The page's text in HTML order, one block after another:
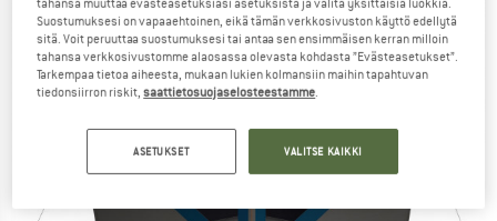
Suostumuksesi on vapaaehtoinen, eikä tämän verkkosivuston käyttö edellytä
sitä. Voit peruuttaa suostumuksesi tai antaa sen ensimmäisen kerran milloin
tahansa verkkosivustomme alaosassa olevasta kohdasta ”Evästeasetukset”.
Tarkempaa tietoa aiheesta, mukaan lukien kolmansiin maihin tapahtuvan
tiedonsiirron riskit,saattietosuojaselosteestamme
ASETUKSET VALITSE KAIKKI